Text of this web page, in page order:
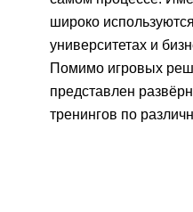
широко
университетах и
Помимо игровых
представлен
тренингов по